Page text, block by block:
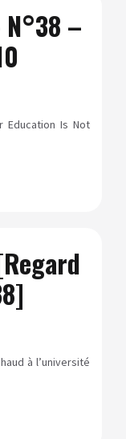
–
Education Is Not
à l’université